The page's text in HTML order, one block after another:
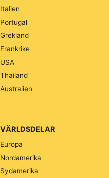
Italien
Portugal
Grekland
Frankrike
USA
Thailand
Australien
VÄRLDSDELAR
Europa
Nordamerika
Sydamerika